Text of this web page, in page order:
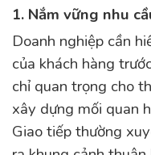
1. Nắm vững nhu
Doanh nghiệp cần
của khách hàng
chỉ quan trọng cho
xây dựng mối quan
Giao tiếp thường